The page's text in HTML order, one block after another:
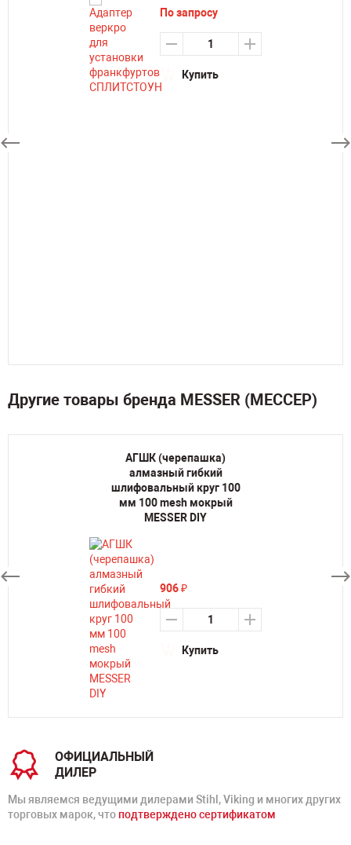
По запросу
Купить
Другие товары бренда MESSER (МЕССЕР)
АГШК (черепашка)
алмазный гибкий
шлифовальный круг 100
мм 100 mesh мокрый
MESSER DIY
906₽
Купить
ОФИЦИАЛЬНЫЙ
ДИЛЕР
Мы являемся ведущими дилерами Stihl, Viking и многих других
торговых марок, что подтверждено сертификатом